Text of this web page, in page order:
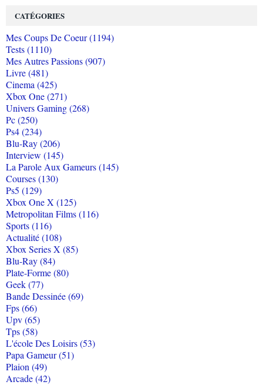
CATÉGORIES
Mes Coups De Coeur (1194)
Tests (1110)
Mes Autres Passions (907)
Livre (481)
Cinema (425)
Xbox One (271)
Univers Gaming (268)
Pc (250)
Ps4 (234)
Blu-Ray (206)
Interview (145)
La Parole Aux Gameurs (145)
Courses (130)
Ps5 (129)
Xbox One X (125)
Metropolitan Films (116)
Sports (116)
Actualité (108)
Xbox Series X (85)
Blu-Ray (84)
Plate-Forme (80)
Geek (77)
Bande Dessinée (69)
Fps (66)
Upv (65)
Tps (58)
L'école Des Loisirs (53)
Papa Gameur (51)
Plaion (49)
Arcade (42)